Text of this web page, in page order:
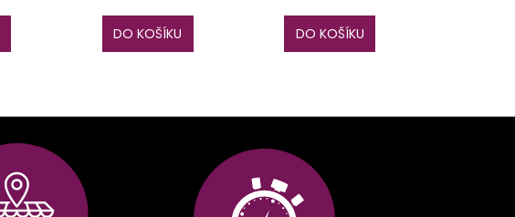
DO KOŠÍKU DO KOŠÍKU